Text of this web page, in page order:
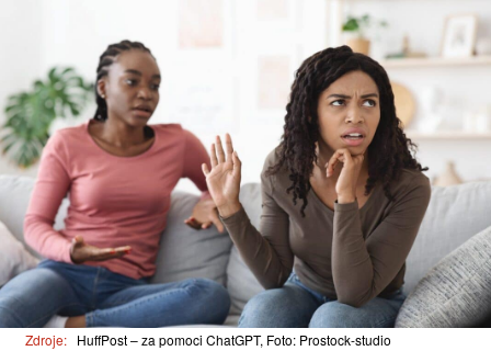
Zdroje: HuffPost – za pomoci ChatGPT, Foto: Prostock-studio